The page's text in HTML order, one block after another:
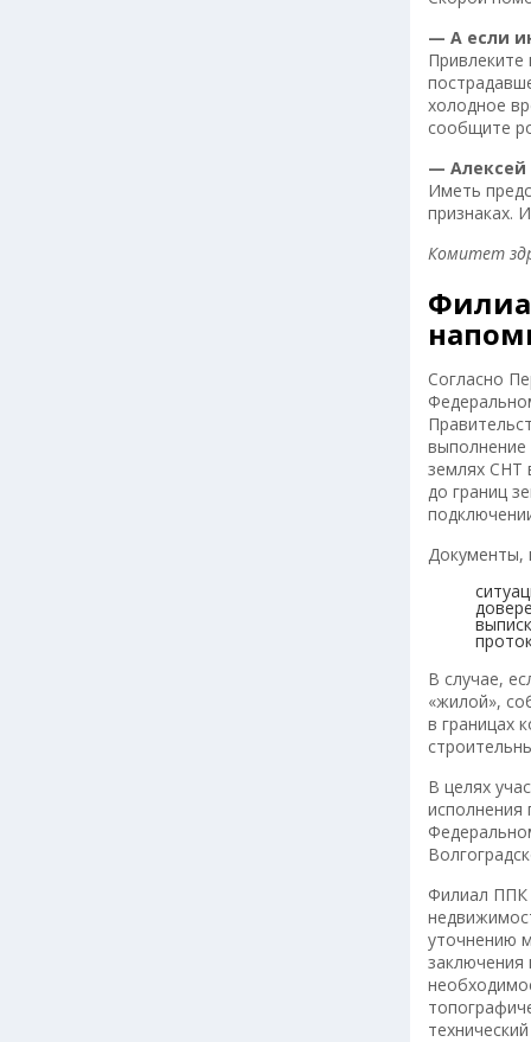
— А если
холодное
сообщите
— Алексей
Иметь
признаках.
Комитет
Согласно
землях СНТ
до границ
Документы,
В случае,
«жилой»,
в границах
В целях
исполнения
Филиал ППК
уточнению
заключения